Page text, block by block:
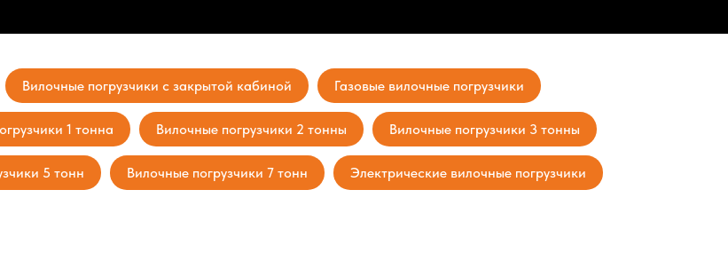
Вилочные погрузчики с закрытой кабиной Газовые вилочные погрузчики
1 тонна Вилочные погрузчики 2 тонны Вилочные погрузчики 3 тонны
5 тонн Вилочные погрузчики 7 тонн Электрические вилочные погрузчики